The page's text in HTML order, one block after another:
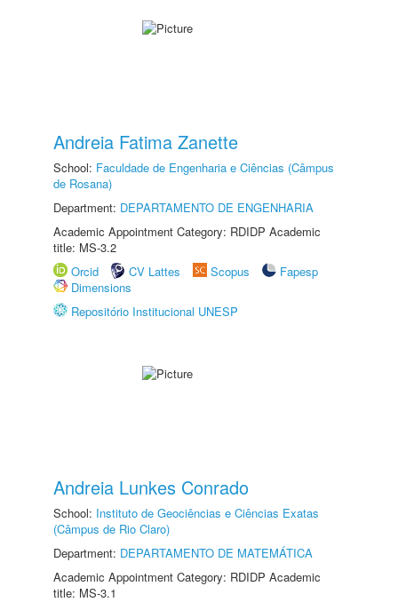
Andreia Fatima Zanette
School: Faculdade de Engenharia e Ciências (Câmpus
de Rosana)
Department: DEPARTAMENTO DE ENGENHARIA
Academic Appointment Category: RDIDP Academic
title: MS-3.2
Orcid
CV Lattes Scopus
Fapesp
Dimensions
Repositório Institucional UNESP
Andreia Lunkes Conrado
School: Instituto de Geociências e Ciências Exatas
(Câmpus de Rio Claro)
Department: DEPARTAMENTO DE MATEMÁTICA
Academic Appointment Category: RDIDP Academic
title: MS-3.1